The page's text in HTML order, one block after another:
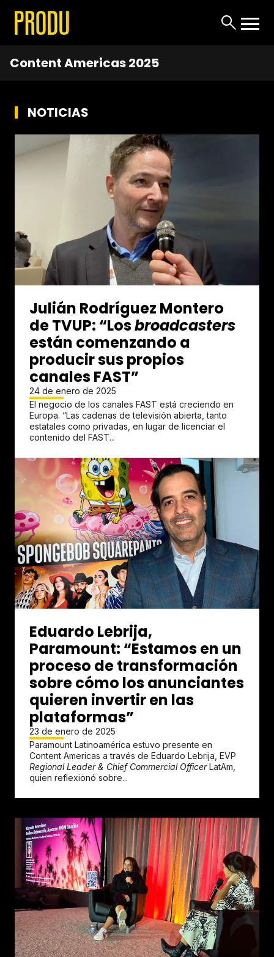
Content Americas 2025
NOTICIAS
Julián Rodríguez Montero
de TVUP: “Losbroadcasters
están comenzando a
producir sus propios
canales FAST”
24 de enero de 2025
El negocio de los canales FAST está creciendo en
Europa. “Las cadenas de televisión abierta, tanto
estatales como privadas, en lugar de licenciar el
contenido del FAST...
Eduardo Lebrija,
Paramount: “Estamos en un
proceso de transformación
sobre cómo los anunciantes
quieren invertir en las
plataformas”
23 de enero de 2025
Paramount Latinoamérica estuvo presente en
Content Americas a través de Eduardo Lebrija, EVP
Regional Leader & Chief Commercial OfficerLatAm,
quien reflexionó sobre...